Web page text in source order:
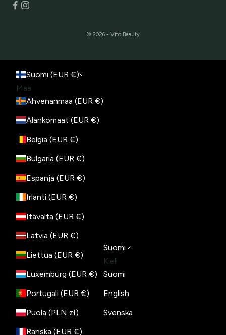
© 2026 - Vito Beauty
Suomi (EUR €)
Maa
Ahvenanmaa (EUR €)
Alankomaat (EUR €)
Belgia (EUR €)
Bulgaria (EUR €)
Espanja (EUR €)
Irlanti (EUR €)
Itävalta (EUR €)
Latvia (EUR €)
Liettua (EUR €)
Luxemburg (EUR €)
Portugali (EUR €)
Puola (PLN zł)
Ranska (EUR €)
Suomi
Kieli
Suomi
English
Svenska